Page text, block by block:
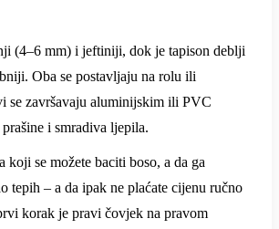
(4–6 mm) i jeftiniji, dok je tapison deblji
Oba se postavljaju na rolu ili
se završavaju aluminijskim ili PVC
i smradiva ljepila.
koji se možete baciti boso, a da ga
tepih – a da ipak ne plaćate cijenu ručno
korak je pravi čovjek na pravom